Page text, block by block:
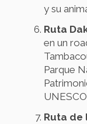
y su
Ruta
en un
Parque
Ruta de